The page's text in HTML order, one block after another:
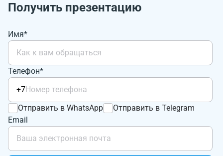
Получить презентацию
Имя*
Телефон*
+7
Отправить в WhatsApp
Отправить в Telegram
Email